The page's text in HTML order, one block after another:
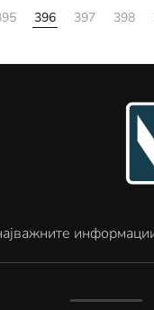
396 397 398